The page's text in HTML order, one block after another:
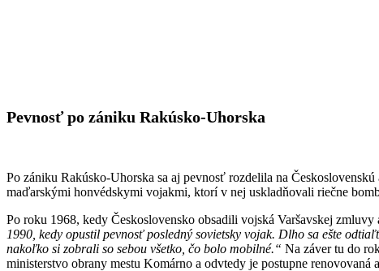
Pevnosť po zániku Rakúsko-Uhorska
Po zániku Rakúsko-Uhorska sa aj pevnosť rozdelila na
maďarskými honvédskymi vojakmi, ktorí v nej uskladňovali riečne
Po roku 1968, kedy Československo obsadili vojská Varšavskej
1990, kedy opustil pevnosť posledný sovietsky vojak. Dlho sa ešte
nakoľko si zobrali so sebou všetko, čo bolo mobilné.“ Na záver tu do
ministerstvo obrany mestu Komárno a odvtedy je postupne renovovaná